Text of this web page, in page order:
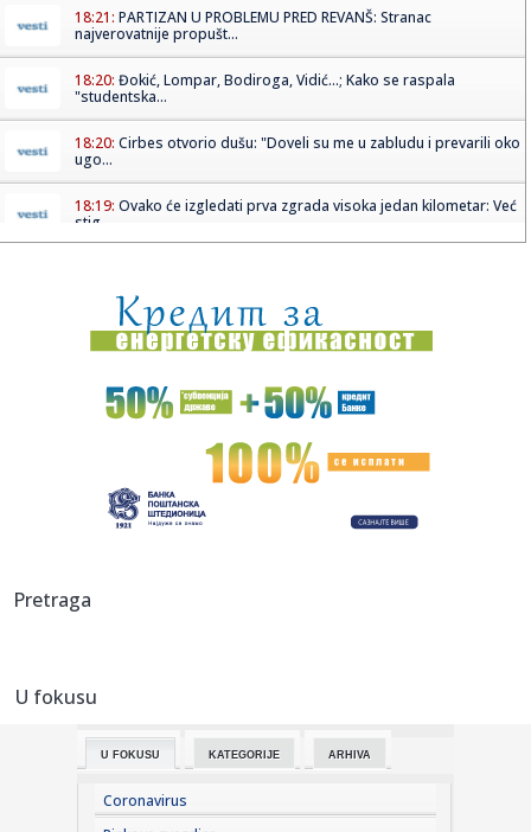
18:21: PARTIZAN U PROBLEMU PRED REVANŠ: Stranac
najverovatnije propušt...
18:20: Đokić, Lompar, Bodiroga, Vidić...; Kako se raspala
"studentska...
18:20: Cirbes otvorio dušu: "Doveli su me u zabludu i prevarili oko
ugo...
18:19: Ovako će izgledati prva zgrada visoka jedan kilometar: Već
stig...
18:16:Glavni evropski aerodromi povremeno deaktiviraju EES
sistem zbog ...
18:13:Veliki udarac za organizatore Sinsinatija - povukao se jedan
od g...
Stiglo upozorenje za Beograđane, ali nema mesta za
18:06:Iznenađenje: Siner odustao od Sinsinatija!
priznan...
18:01:
17:58:
Nakon izjave Zelenskog, uklonjena ogromna zastava
Pretraga
U fokusu
U FOKUSU KATEGORIJE ARHIVA
Coronavirus